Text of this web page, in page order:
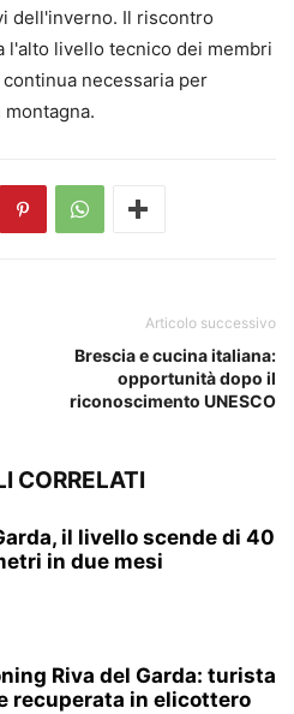
dell'inverno. Il riscontro
livello tecnico dei membri
necessaria per
Articolo successivo
Brescia e cucina italiana:
opportunità dopo il
riconoscimento UNESCO
CORRELATI
il livello scende di 40
in due mesi
Riva del Garda: turista
recuperata in elicottero